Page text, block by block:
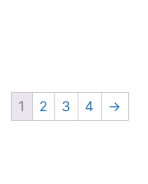
1 2 3 4 →